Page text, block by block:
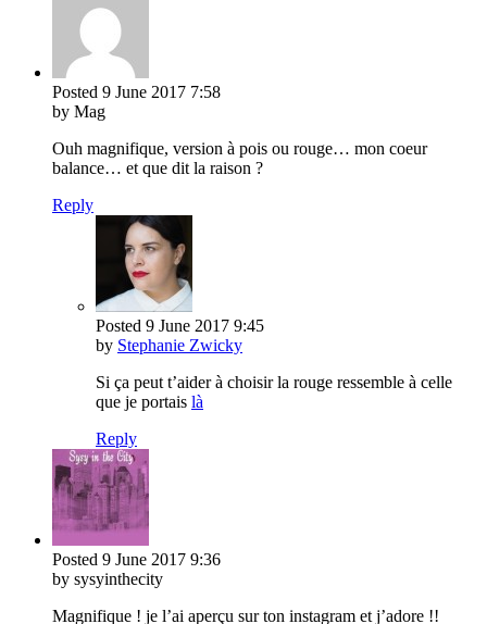
Posted 9 June 2017 7:58
by Mag
Ouh magnifique, version à pois ou rouge… mon coeur
balance… et que dit la raison ?
Reply
Posted 9 June 2017 9:45
by Stephanie Zwicky
Si ça peut t’aider à choisir la rouge ressemble à celle
que je portais là
Reply
Posted 9 June 2017 9:36
by sysyinthecity
Magnifique ! je l’ai aperçu sur ton instagram et j’adore !!